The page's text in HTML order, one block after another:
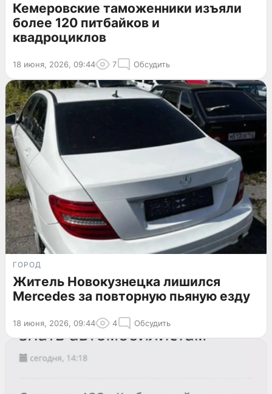
Кемеровские таможенники изъяли
более 120 питбайков и
квадроциклов
18 июня, 2026, 09:44 7 Обсудить
ГОРОД
Житель Новокузнецка лишился
Mercedes за повторную пьяную езду
18 июня, 2026, 09:44 4 Обсудить